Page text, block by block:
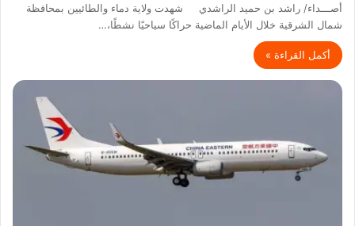
أصـــداء/ راشد بن حميد الراشدي شهدت ولاية دماء والطائيين بمحافظة
شمال الشرقية خلال الأيام الماضية حراكًا سياحيًا نشطًا،…
أكمل القراءة »